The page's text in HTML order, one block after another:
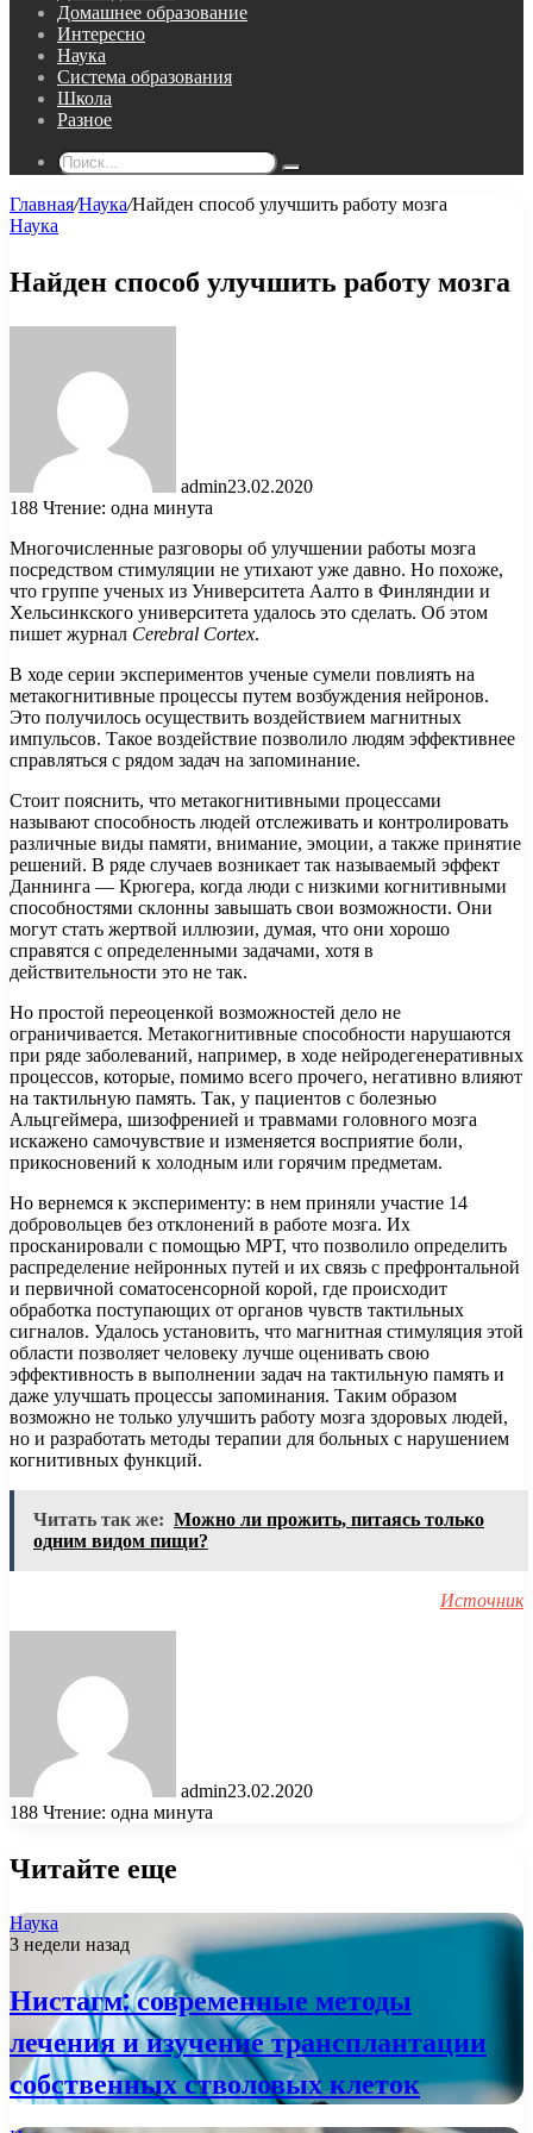
Домашнее образование
Интересно
Наука
Система образования
Школа
Разное
Поиск...
Главная/Наука/Найден способ улучшить работу мозга
Наука
Найден способ улучшить работу мозга
admin23.02.2020
188 Чтение: одна минута
Многочисленные разговоры об улучшении работы мозга
посредством стимуляции не утихают уже давно. Но похоже,
что группе ученых из Университета Аалто в Финляндии и
Хельсинкского университета удалось это сделать. Об этом
пишет журнал Cerebral Cortex.
В ходе серии экспериментов ученые сумели повлиять на
метакогнитивные процессы путем возбуждения нейронов.
Это получилось осуществить воздействием магнитных
импульсов. Такое воздействие позволило людям эффективнее
справляться с рядом задач на запоминание.
Стоит пояснить, что метакогнитивными процессами
называют способность людей отслеживать и контролировать
различные виды памяти, внимание, эмоции, а также принятие
решений. В ряде случаев возникает так называемый эффект
Даннинга — Крюгера, когда люди с низкими когнитивными
способностями склонны завышать свои возможности. Они
могут стать жертвой иллюзии, думая, что они хорошо
справятся с определенными задачами, хотя в
действительности это не так.
Но простой переоценкой возможностей дело не
ограничивается. Метакогнитивные способности нарушаются
при ряде заболеваний, например, в ходе нейродегенеративных
процессов, которые, помимо всего прочего, негативно влияют
на тактильную память. Так, у пациентов с болезнью
Альцгеймера, шизофренией и травмами головного мозга
искажено самочувствие и изменяется восприятие боли,
прикосновений к холодным или горячим предметам.
Но вернемся к эксперименту: в нем приняли участие 14
добровольцев без отклонений в работе мозга. Их
просканировали с помощью МРТ, что позволило определить
распределение нейронных путей и их связь с префронтальной
и первичной соматосенсорной корой, где происходит
обработка поступающих от органов чувств тактильных
сигналов. Удалось установить, что магнитная стимуляция этой
области позволяет человеку лучше оценивать свою
эффективность в выполнении задач на тактильную память и
даже улучшать процессы запоминания. Таким образом
возможно не только улучшить работу мозга здоровых людей,
но и разработать методы терапии для больных с нарушением
когнитивных функций.
Читать так же: Можно ли прожить, питаясь только
одним видом пищи?
Источник
admin23.02.2020
188 Чтение: одна минута
Читайте еще
Наука
3 недели назад
Нистагм: современные методы
лечения и изучение трансплантации
собственных стволовых клеток